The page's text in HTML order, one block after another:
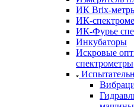
ИК Brix-
ИК-
ИК-Фурье
Инкубаторы
Искровые
спектрометры